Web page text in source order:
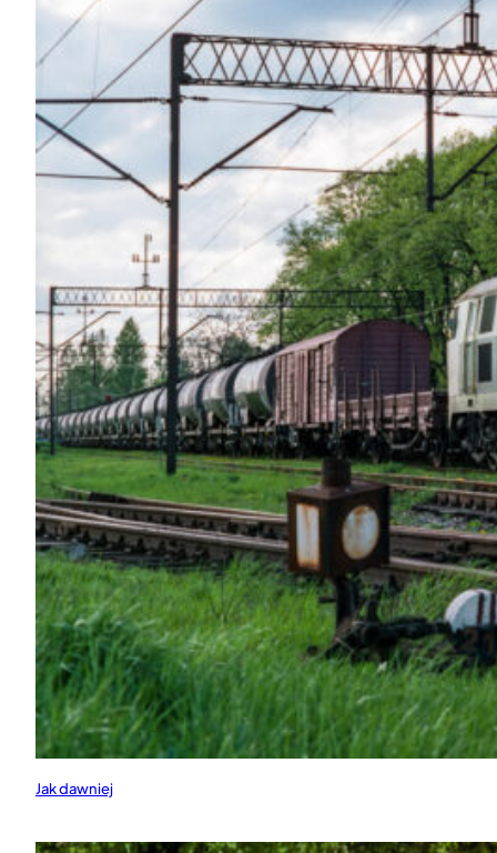
Jak dawniej